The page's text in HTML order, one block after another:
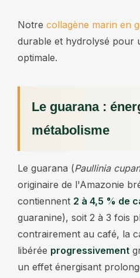
Notre collagène marin en
durable et hydrolysé pour
optimale.
Le guarana :
métabolisme
Le guarana (Paullinia
originaire de l'Amazonie
contiennent 2 à 4,5 % de
guaranine), soit 2 à 3 fois
contrairement au café, la
libérée progressivement
un effet énergisant